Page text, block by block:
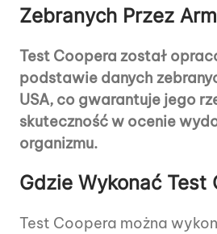
Zebranych Przez
Test Coopera został
podstawie danych
USA, co gwarantuje jego
skuteczność w ocenie
organizmu.
Gdzie Wykonać Test
Test Coopera można